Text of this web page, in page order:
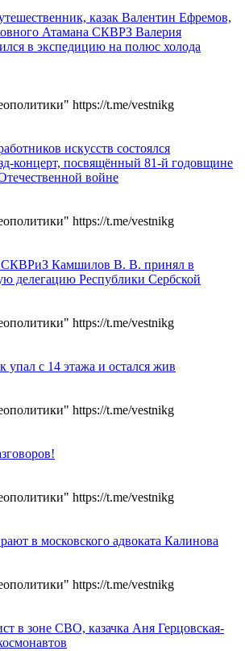
казак Валентин Ефремов,
Атамана СКВРЗ Валерия
в экспедицию на полюс холода
https://t.me/vestnikg
искусств состоялся
концерт, посвящённый 81-й годовщине
войне
https://t.me/vestnikg
Камшилов В. В. принял в
делегацию Республики Сербской
https://t.me/vestnikg
упал с 14 этажа и остался жив
https://t.me/vestnikg
https://t.me/vestnikg
в московского адвоката Калинова
https://t.me/vestnikg
в зоне СВО, казачка Аня Герцовская-